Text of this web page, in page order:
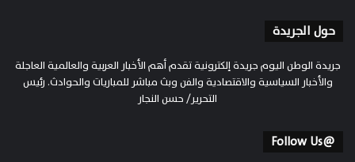
حول الجريدة
جريدة الوطن اليوم جريدة إلكترونية تقدم أهم الأخبار العربية والعالمية العاجلة
والأخبار السياسية والاقتصادية والفن وبث مباشر للمباريات والحوادث. رئيس
التحرير/ حسن النجار
@Follow Us